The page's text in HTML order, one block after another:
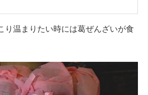
り温まりたい時には葛ぜんざいが食